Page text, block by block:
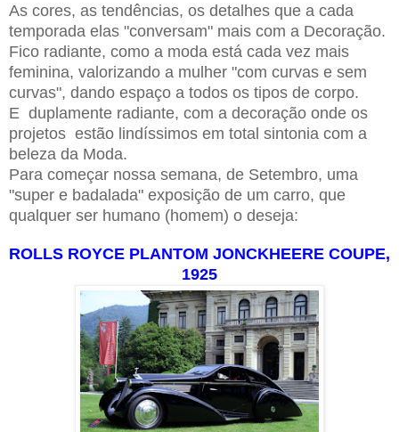
As cores, as tendências, os detalhes que a cada
temporada elas "conversam" mais com a Decoração.
Fico radiante, como a moda está cada vez mais
feminina, valorizando a mulher "com curvas e sem
curvas", dando espaço a todos os tipos de corpo.
E duplamente radiante, com a decoração onde os
projetos estão lindíssimos em total sintonia com a
beleza da Moda.
Para começar nossa semana, de Setembro, uma
"super e badalada" exposição de um carro, que
qualquer ser humano (homem) o deseja:
ROLLS ROYCE PLANTOM JONCKHEERE COUPE,
1925